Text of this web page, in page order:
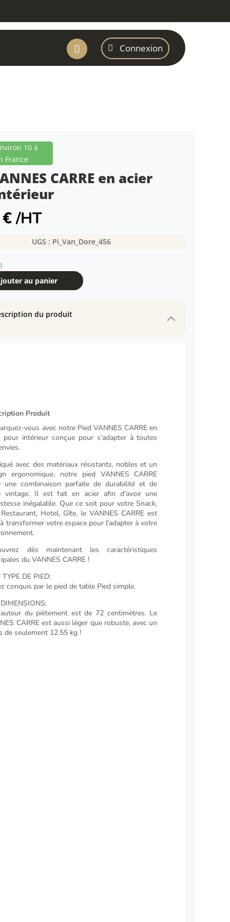
 Connexion
10 à
France
CARRE en acier
€/HT
UGS : Pi_Van_Dore_456
au panier
du produit
Produit
vous avec notre Pied VANNES CARRE en
pour intérieur conçue pour s'adapter à toutes
avec des matériaux résistants, nobles et un
ergonomique, notre pied VANNES CARRE
une combinaison parfaite de durabilité et de
vintage. Il est fait en acier afin d'avoir une
inégalable. Que ce soit pour votre Snack,
Hotel, Gîte, le VANNES CARRE est
transformer votre espace pour l'adapter à votre
dès maintenant les caractéristiques
du VANNES CARRE !
TYPE DE PIED:
conquis par le pied de table Pied simple.
du piètement est de 72 centimètres. Le
CARRE est aussi léger que robuste, avec un
de seulement 12.55 kg !